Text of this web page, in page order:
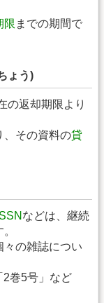
限 までの期間で
ょう)
の返却期限より
、その資料の貸
ISSN などは、継続
々の雑誌につい
2巻5号」など